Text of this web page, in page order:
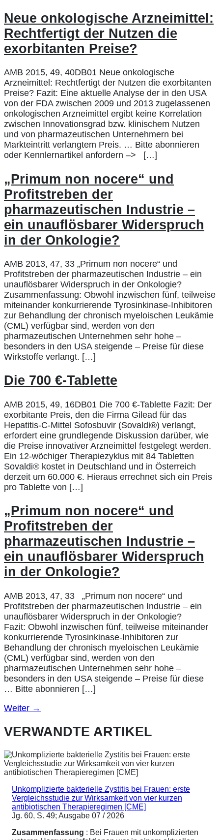
Neue onkologische Arzneimittel:
Rechtfertigt der Nutzen die
exorbitanten Preise?
AMB 2015, 49, 40DB01 Neue onkologische
Arzneimittel: Rechtfertigt der Nutzen die exorbitanten
Preise? Fazit: Eine aktuelle Analyse der in den USA
von der FDA zwischen 2009 und 2013 zugelassenen
onkologischen Arzneimittel ergibt keine Korrelation
zwischen Innovationsgrad bzw. klinischem Nutzen
und von pharmazeutischen Unternehmern bei
Markteintritt verlangtem Preis. … Bitte abonnieren
oder Kennlernartikel anfordern –> […]
„Primum non nocere“ und
Profitstreben der
pharmazeutischen Industrie –
ein unauflösbarer Widerspruch
in der Onkologie?
AMB 2013, 47, 33 „Primum non nocere“ und
Profitstreben der pharmazeutischen Industrie – ein
unauflösbarer Widerspruch in der Onkologie?
Zusammenfassung: Obwohl inzwischen fünf, teilweise
miteinander konkurrierende Tyrosinkinase-Inhibitoren
zur Behandlung der chronisch myeloischen Leukämie
(CML) verfügbar sind, werden von den
pharmazeutischen Unternehmen sehr hohe –
besonders in den USA steigende – Preise für diese
Wirkstoffe verlangt. […]
Die 700 €-Tablette
AMB 2015, 49, 16DB01 Die 700 €-Tablette Fazit: Der
exorbitante Preis, den die Firma Gilead für das
Hepatitis-C-Mittel Sofosbuvir (Sovaldi®) verlangt,
erfordert eine grundlegende Diskussion darüber, wie
die Preise innovativer Arzneimittel festgelegt werden.
Ein 12-wöchiger Therapiezyklus mit 84 Tabletten
Sovaldi® kostet in Deutschland und in Österreich
derzeit um 60.000 €. Hieraus errechnet sich ein Preis
pro Tablette von […]
„Primum non nocere“ und
Profitstreben der
pharmazeutischen Industrie –
ein unauflösbarer Widerspruch
in der Onkologie?
AMB 2013, 47, 33 „Primum non nocere“ und
Profitstreben der pharmazeutischen Industrie – ein
unauflösbarer Widerspruch in der Onkologie?
Fazit: Obwohl inzwischen fünf, teilweise miteinander
konkurrierende Tyrosinkinase-Inhibitoren zur
Behandlung der chronisch myeloischen Leukämie
(CML) verfügbar sind, werden von den
pharmazeutischen Unternehmen sehr hohe –
besonders in den USA steigende – Preise für diese
… Bitte abonnieren […]
Weiter →
VERWANDTE ARTIKEL
Unkomplizierte bakterielle Zystitis bei Frauen: erste
Vergleichsstudie zur Wirksamkeit von vier kurzen
antibiotischen Therapieregimen [CME]
Jg. 60, S. 49; Ausgabe 07 / 2026
Zusammenfassung : Bei Frauen mit unkomplizierten